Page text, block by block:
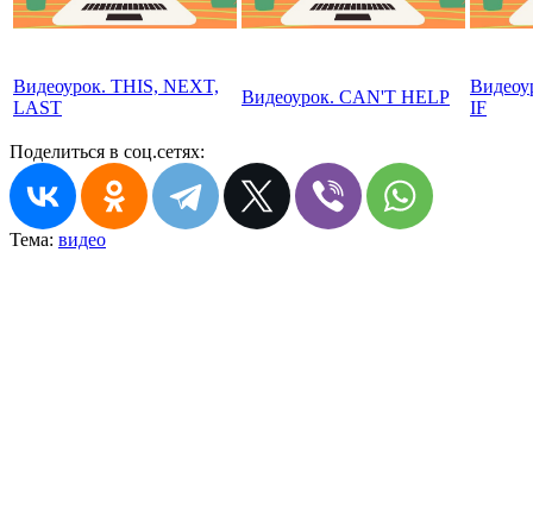
Видеоурок. THIS, NEXT,
LAST
Видеоурок. CAN'T HELP
IF
Поделиться в соц.сетях:
Тема: видео